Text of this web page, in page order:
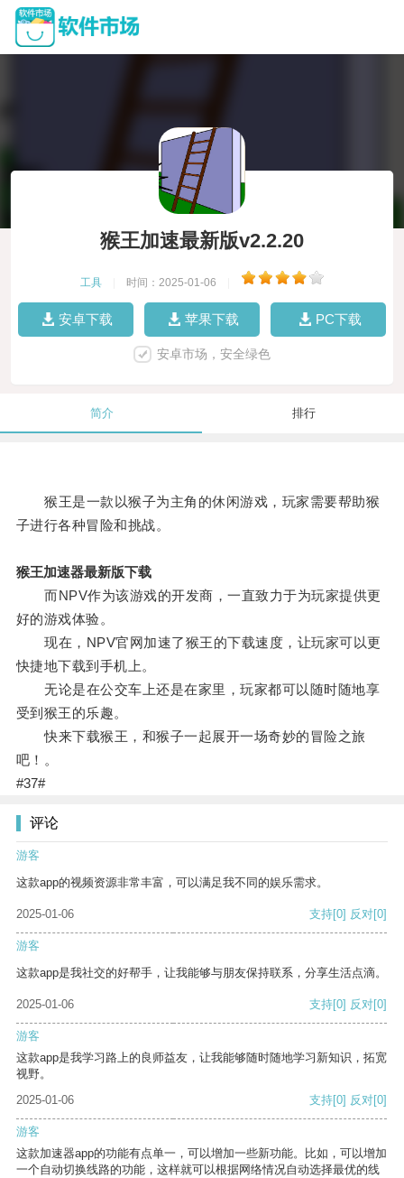
猴王加速最新版v2.2.20
工具 时间：2025-01-06
安卓下载 苹果下载 PC下载
安卓市场，安全绿色
简介 排行
猴王是一款以猴子为主角的休闲游戏，玩家需要帮助猴
子进行各种冒险和挑战。
猴王加速器最新版下载
而NPV作为该游戏的开发商，一直致力于为玩家提供更
好的游戏体验。
现在，NPV官网加速了猴王的下载速度，让玩家可以更
快捷地下载到手机上。
无论是在公交车上还是在家里，玩家都可以随时随地享
受到猴王的乐趣。
快来下载猴王，和猴子一起展开一场奇妙的冒险之旅
吧！。
#37#
评论
游客
这款app的视频资源非常丰富，可以满足我不同的娱乐需求。
2025-01-06 支持[0] 反对[0]
游客
这款app是我社交的好帮手，让我能够与朋友保持联系，分享生活点滴。
2025-01-06 支持[0] 反对[0]
游客
这款app是我学习路上的良师益友，让我能够随时随地学习新知识，拓宽
视野。
2025-01-06
支持[0] 反对[0]
游客
这款加速器app的功能有点单一，可以增加一些新功能。比如，可以增加
一个自动切换线路的功能，这样就可以根据网络情况自动选择最优的线